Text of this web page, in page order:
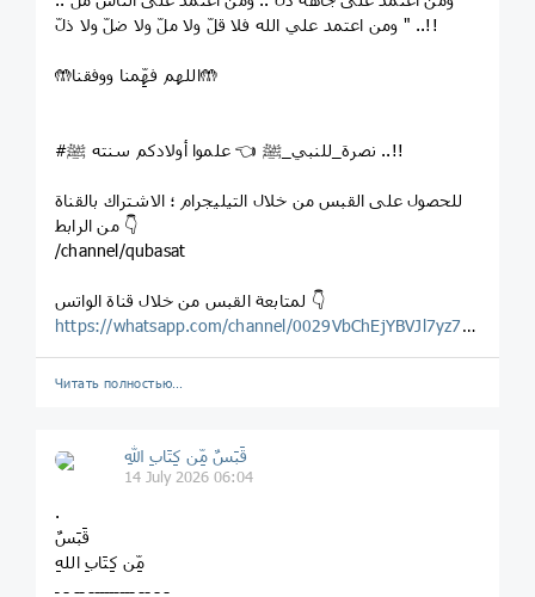
ومن اعتمد علي الله فلا قلّ ولا ملّ ولا ضلّ ولا ذلّ " ..!!
🤲اللهم فهِّمنا ووفقنا🤲
#نصرة_للنبي_ﷺ 👈 علموا أولادكم سنته ﷺ ..!!
للحصول على القبس من خلال التيليجرام ؛ الاشتراك بالقناة
من الرابط 👇
/channel/qubasat
لمتابعة القبس من خلال قناة الواتس 👇
https://whatsapp.com/channel/0029VbChEjYBVJl7yz7Wg123
Читать полностью…
قَبَسٌ مِّن كِتَابِ اللهِ
14 July 2026 06:04
.
قَبَسٌ
مِّن كِتَابِ اللهِ